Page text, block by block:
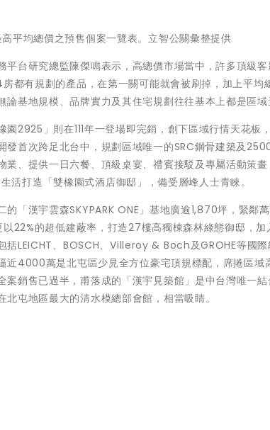
平均總價之預售個案一覽表。立智公關彙整提供
平台研究總監陳傑鳴表示，高總價市場當中，許多頂級
都有規劃的產品，在第一關可能就會被刷掉，加上平
論基地規模、品牌實力及其住宅規劃往往基本上都是區域
園2925」則在111年一登場即完銷，創下區域行情天花
發首次跨足北台中，規劃區域唯一的SRC鋼骨建築及
業、提供一日六餐、頂級桌宴、禮賓接駁及專屬活動策
活打造「雙橡園式酒店御邸」，備受層峰人士青睞。
的「漢宇雲森SKYPARK ONE」基地廣逾1,870坪，緊鄰
22%的超低建蔽率，打造27樓高獨棟森林綠態御邸，加
括LEICHT、BOSCH、Villeroy & Boch及GROHE等國
近4000萬是北屯區少見全方位豪宅頂規標配，席捲區
案銷售已過半，甫落成的「漢宇見築館」是中台灣唯一
北屯地區最大的清水模總部會館，相當吸睛。